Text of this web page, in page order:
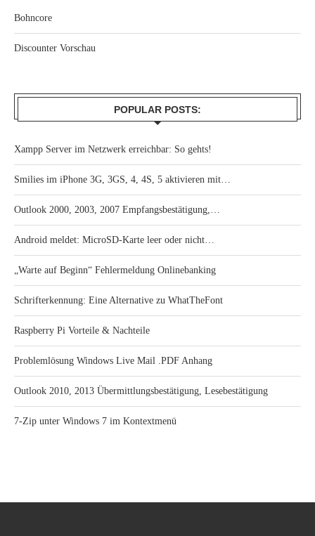
Bohncore
Discounter Vorschau
POPULAR POSTS:
Xampp Server im Netzwerk erreichbar: So gehts!
Smilies im iPhone 3G, 3GS, 4, 4S, 5 aktivieren mit…
Outlook 2000, 2003, 2007 Empfangsbestätigung,…
Android meldet: MicroSD-Karte leer oder nicht…
„Warte auf Beginn“ Fehlermeldung Onlinebanking
Schrifterkennung: Eine Alternative zu WhatTheFont
Raspberry Pi Vorteile & Nachteile
Problemlösung Windows Live Mail .PDF Anhang
Outlook 2010, 2013 Übermittlungsbestätigung, Lesebestätigung
7-Zip unter Windows 7 im Kontextmenü